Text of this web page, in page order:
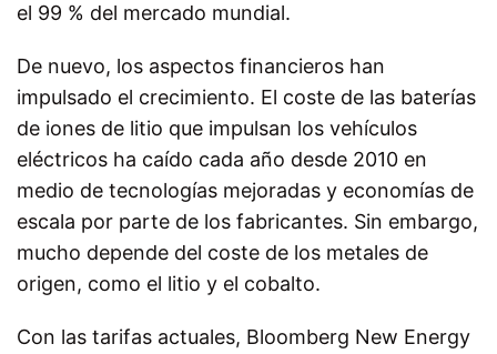
el 99 % del mercado mundial.
De nuevo, los aspectos financieros han
impulsado el crecimiento. El coste de las baterías
de iones de litio que impulsan los vehículos
eléctricos ha caído cada año desde 2010 en
medio de tecnologías mejoradas y economías de
escala por parte de los fabricantes. Sin embargo,
mucho depende del coste de los metales de
origen, como el litio y el cobalto.
Con las tarifas actuales, Bloomberg New Energy